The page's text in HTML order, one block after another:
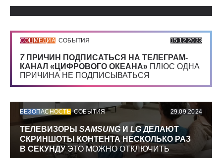
СОЦМЕДИА СОБЫТИЯ 15.12.2023
7 ПРИЧИН ПОДПИСАТЬСЯ НА ТЕЛЕГРАМ-
КАНАЛ «ЦИФРОВОГО ОКЕАНА» ПЛЮС ОДНА
ПРИЧИНА НЕ ПОДПИСЫВАТЬСЯ
БЕЗОПАСНОСТЬ СОБЫТИЯ 29.09.2024
ТЕЛЕВИЗОРЫ SAMSUNG И LGДЕЛАЮТ
СКРИНШОТЫ КОНТЕНТА НЕСКОЛЬКО РАЗ
В СЕКУНДУЭТО МОЖНО ОТКЛЮЧИТЬ